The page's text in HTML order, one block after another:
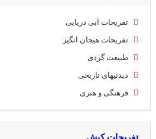
تفریحات آبی دریایی
تفریحات هیجان انگیز
طبیعت گردی
دیدنیهای تاریخی
فرهنگی و هنری